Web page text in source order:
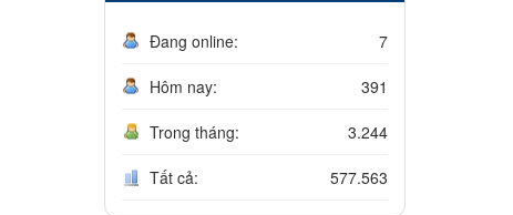
Đang online: 7
Hôm nay: 391
Trong tháng: 3.244
Tất cả: 577.563